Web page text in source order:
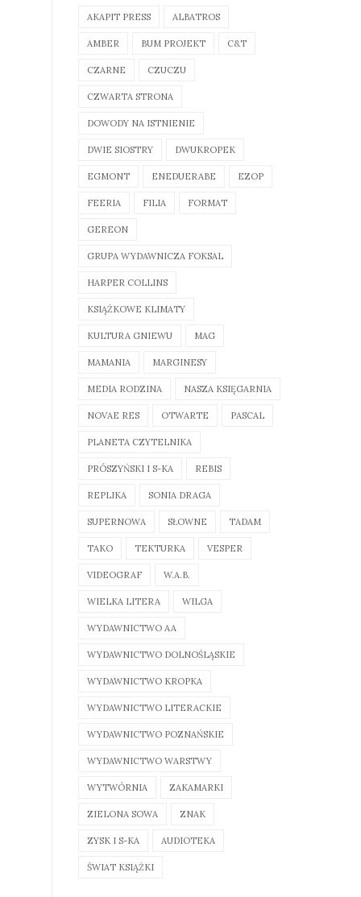
AKAPIT PRESS ALBATROS
AMBER BUM PROJEKT C&T
CZARNE CZUCZU
CZWARTA STRONA
DOWODY NA ISTNIENIE
DWIE SIOSTRY DWUKROPEK
EGMONT ENEDUERABE EZOP
FEERIA FILIA FORMAT
GEREON
GRUPA WYDAWNICZA FOKSAL
HARPER COLLINS
KSIĄŻKOWE KLIMATY
KULTURA GNIEWU MAG
MAMANIA MARGINESY
MEDIA RODZINA NASZA KSIĘGARNIA
NOVAE RES OTWARTE PASCAL
PLANETA CZYTELNIKA
PRÓSZYŃSKI I S-KA REBIS
REPLIKA SONIA DRAGA
SUPERNOWA SŁOWNE TADAM
TAKO TEKTURKA VESPER
VIDEOGRAF W.A.B.
WIELKA LITERA WILGA
WYDAWNICTWO AA
WYDAWNICTWO DOLNOŚLĄSKIE
WYDAWNICTWO KROPKA
WYDAWNICTWO LITERACKIE
WYDAWNICTWO POZNAŃSKIE
WYDAWNICTWO WARSTWY
WYTWÓRNIA ZAKAMARKI
ZIELONA SOWA ZNAK
ZYSK I S-KA AUDIOTEKA
ŚWIAT KSIĄŻKI